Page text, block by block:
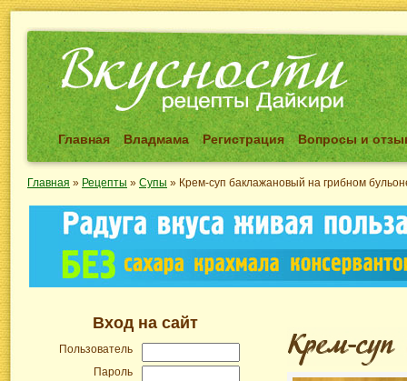
Главная Владмама Регистрация Вопросы и
Главная » Рецепты » Супы » Крем-суп баклажановый на грибном
Вход на сайт
Пользователь
Пароль